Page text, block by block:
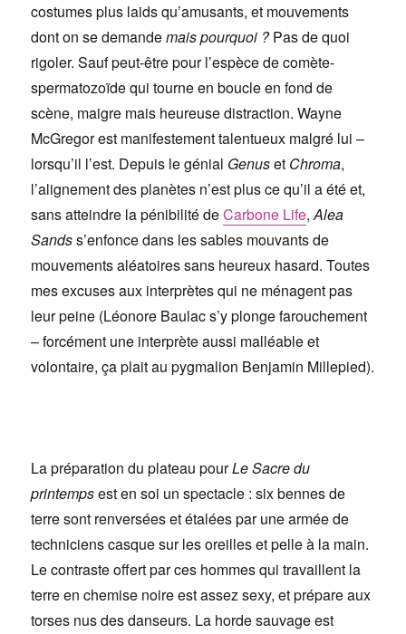
costumes plus laids qu’amusants, et mouvements
dont on se demandemais pourquoi ?Pas de quoi
rigoler. Sauf peut-être pour l’espèce de comète-
spermatozoïde qui tourne en boucle en fond de
scène, maigre mais heureuse distraction. Wayne
McGregor est manifestement talentueux malgré lui –
lorsqu’il l’est. Depuis le génial Genuset Chroma,
l’alignement des planètes n’est plus ce qu’il a été et,
sans atteindre la pénibilité deCarbone Life,Alea
Sandss’enfonce dans les sables mouvants de
mouvements aléatoires sans heureux hasard. Toutes
mes excuses aux interprètes qui ne ménagent pas
leur peine (Léonore Baulac s’y plonge farouchement
– forcément une interprète aussi malléable et
volontaire, ça plait au pygmalion Benjamin Millepied).
La préparation du plateau pourLe Sacre du
printempsest en soi un spectacle : six bennes de
terre sont renversées et étalées par une armée de
techniciens casque sur les oreilles et pelle à la main.
Le contraste offert par ces hommes qui travaillent la
terre en chemise noire est assez sexy, et prépare aux
torses nus des danseurs. La horde sauvage est